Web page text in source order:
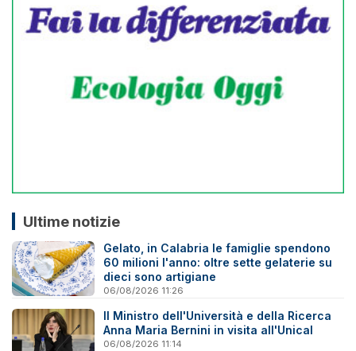
Ultime notizie
Gelato, in Calabria le famiglie spendono
60 milioni l'anno: oltre sette gelaterie su
dieci sono artigiane
06/08/2026 11:26
Il Ministro dell'Università e della Ricerca
Anna Maria Bernini in visita all'Unical
06/08/2026 11:14